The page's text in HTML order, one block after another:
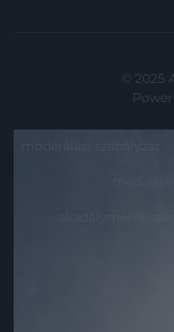
© 2025